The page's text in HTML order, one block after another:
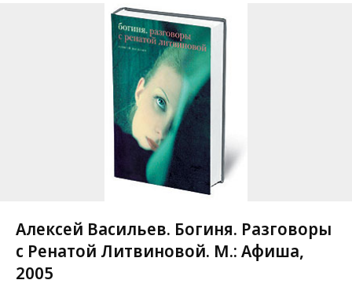
Алексей Васильев. Богиня. Разговоры
с Ренатой Литвиновой. М.: Афиша,
2005